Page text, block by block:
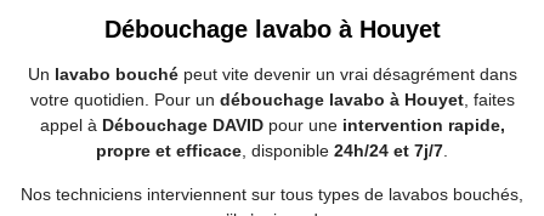
Débouchage lavabo à Houyet
Un lavabo bouchépeut vite devenir un vrai désagrément dans
votre quotidien. Pour un débouchage lavabo à Houyet, faites
appel à Débouchage DAVIDpour une intervention rapide,
propre et efficace , disponible 24h/24 et 7j/7
Nos techniciens interviennent sur tous types de lavabos bouchés,